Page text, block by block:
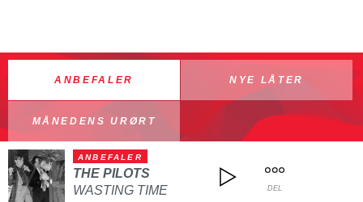
ANBEFALER NYE LÅTER
MÅNEDENS URØRT
ANBEFALER
THE PILOTS
WASTING TIME
DEL